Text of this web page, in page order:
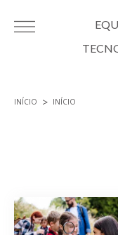
INÍCIO INÍCIO
Páginas